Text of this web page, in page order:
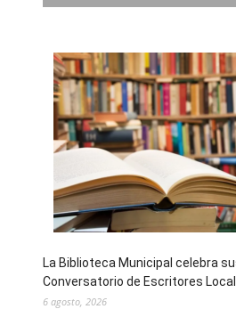
La Biblioteca Municipal celebra
Conversatorio de Escritores
6 agosto, 2026